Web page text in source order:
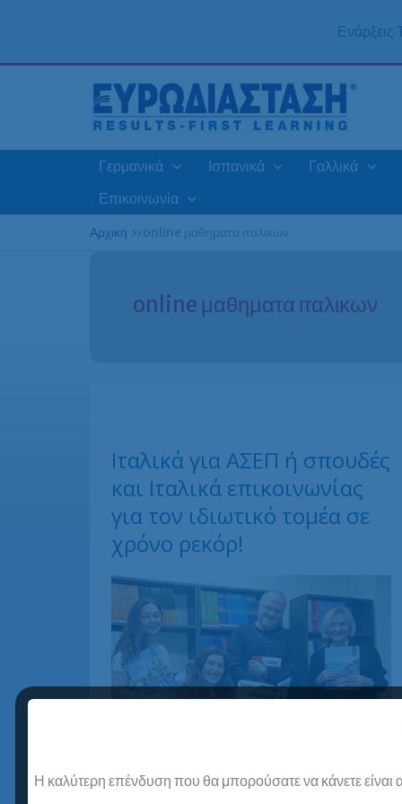
Ενάρξεις
Γερμανικά Ισπανικά Γαλλικά
Επικοινωνία
Αρχική »online μαθηματα ιταλικων
online μαθηματα ιταλικων
Ιταλικά για ΑΣΕΠ ή σπουδές
και Ιταλικά επικοινωνίας
για τον ιδιωτικό τομέα σε
χρόνο ρεκόρ!
Η καλύτερη επένδυση που θα μπορούσατε να κάνετε είναι